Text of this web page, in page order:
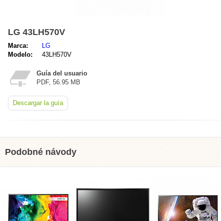
LG 43LH570V
Marca:
LG
Modelo:
43LH570V
Guía del usuario
PDF, 56.95 MB
Descargar la guía
Podobné návody